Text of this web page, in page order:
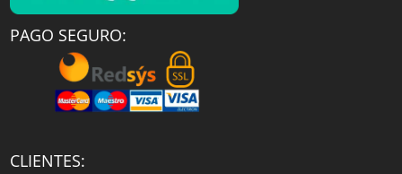
PAGO SEGURO:
CLIENTES: